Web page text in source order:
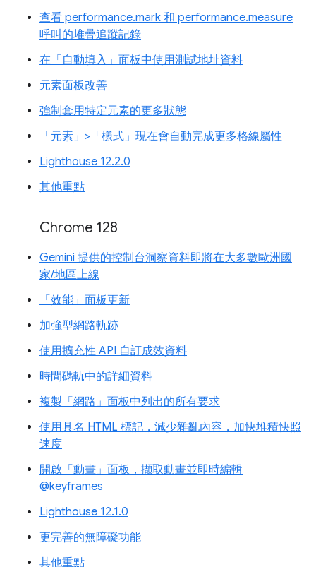
查看 performance.mark 和 performance.measure
呼叫的堆疊追蹤記錄
在「自動填入」面板中使用測試地址資料
元素面板改善
強制套用特定元素的更多狀態
「元素」>「樣式」現在會自動完成更多格線屬性
Lighthouse 12.2.0
其他重點
Chrome 128
Gemini 提供的控制台洞察資料即將在大多數歐洲國
家/地區上線
「效能」面板更新
加強型網路軌跡
使用擴充性 API 自訂成效資料
時間碼軌中的詳細資料
複製「網路」面板中列出的所有要求
使用具名 HTML 標記，減少雜亂內容，加快堆積快照
速度
開啟「動畫」面板，擷取動畫並即時編輯
@keyframes
Lighthouse 12.1.0
更完善的無障礙功能
其他重點